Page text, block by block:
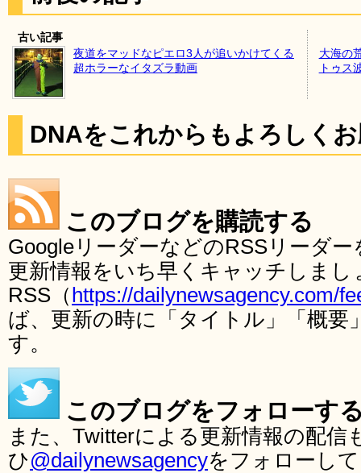
古い記事
夜道をマッドなピエロ3人が追いかけてくる
超ホラーなイタズラ動画
大海の
トゥス
DNAをこれからもよろしく
このブログを購読する
GoogleリーダーなどのRSSリーダ
更新情報をいち早くキャッチしま
RSS（ https://dailynewsagency.com/
ば、更新の時に「タイトル」「概要
す。
このブログをフォローす
また、Twitterによる更新情報の配
ひ@dailynewsagencyをフォローし